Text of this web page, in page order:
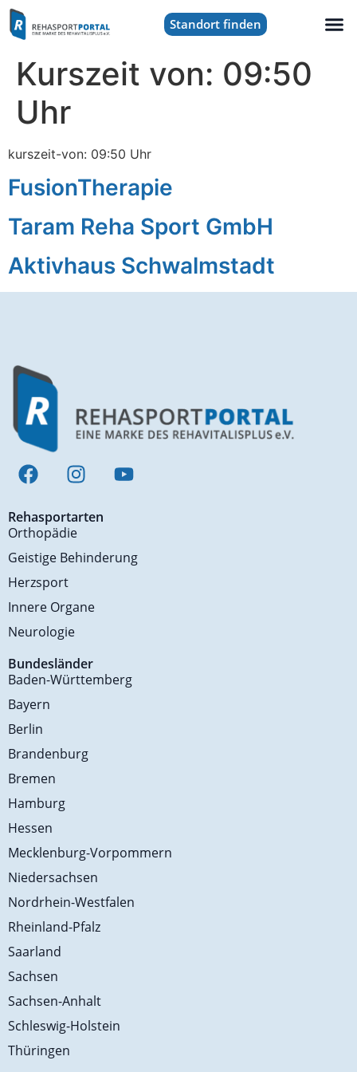
Standort finden
Kurszeit von: 09:50
Uhr
kurszeit-von: 09:50 Uhr
FusionTherapie
Taram Reha Sport GmbH
Aktivhaus Schwalmstadt
Rehasportarten
Orthopädie
Geistige Behinderung
Herzsport
Innere Organe
Neurologie
Bundesländer
Baden-Württemberg
Bayern
Berlin
Brandenburg
Bremen
Hamburg
Hessen
Mecklenburg-Vorpommern
Niedersachsen
Nordrhein-Westfalen
Rheinland-Pfalz
Saarland
Sachsen
Sachsen-Anhalt
Schleswig-Holstein
Thüringen